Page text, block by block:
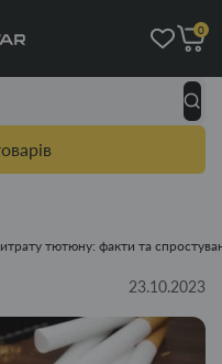
0
тютюну: факти та
23.10.2023